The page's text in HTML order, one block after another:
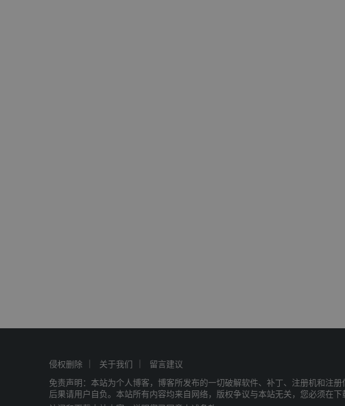
侵权删除 关于我们
留言建议
免责声明：本站为个人博客，博客所发布的一切破解软件、补丁、注册机和注
后果请用户自负。本站所有内容均来自网络，版权争议与本站无关，您必须在